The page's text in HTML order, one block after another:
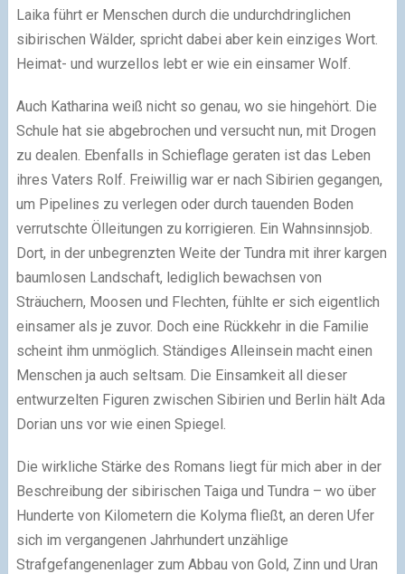
Laika führt er Menschen durch die undurchdringlichen
sibirischen Wälder, spricht dabei aber kein einziges Wort.
Heimat- und wurzellos lebt er wie ein einsamer Wolf.
Auch Katharina weiß nicht so genau, wo sie hingehört. Die
Schule hat sie abgebrochen und versucht nun, mit Drogen
zu dealen. Ebenfalls in Schieflage geraten ist das Leben
ihres Vaters Rolf. Freiwillig war er nach Sibirien gegangen,
um Pipelines zu verlegen oder durch tauenden Boden
verrutschte Ölleitungen zu korrigieren. Ein Wahnsinnsjob.
Dort, in der unbegrenzten Weite der Tundra mit ihrer kargen
baumlosen Landschaft, lediglich bewachsen von
Sträuchern, Moosen und Flechten, fühlte er sich eigentlich
einsamer als je zuvor. Doch eine Rückkehr in die Familie
scheint ihm unmöglich. Ständiges Alleinsein macht einen
Menschen ja auch seltsam. Die Einsamkeit all dieser
entwurzelten Figuren zwischen Sibirien und Berlin hält Ada
Dorian uns vor wie einen Spiegel.
Die wirkliche Stärke des Romans liegt für mich aber in der
Beschreibung der sibirischen Taiga und Tundra – wo über
Hunderte von Kilometern die Kolyma fließt, an deren Ufer
sich im vergangenen Jahrhundert unzählige
Strafgefangenenlager zum Abbau von Gold, Zinn und Uran